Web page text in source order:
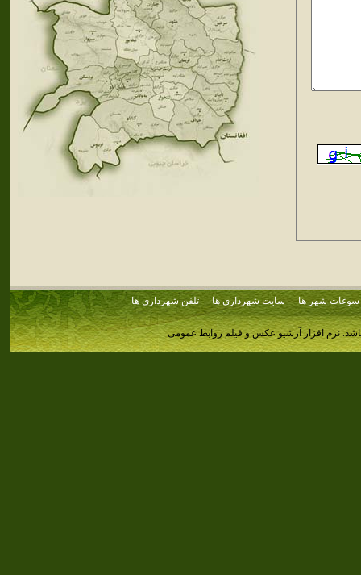
سوغات شهر ها سایت شهرداری ها تلفن شهرداری ها
نرم افزار آرشیو عکس و فیلم روابط عمومی